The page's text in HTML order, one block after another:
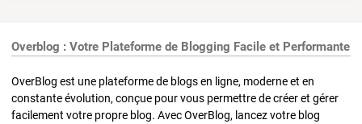
Overblog : Votre Plateforme de Blogging Facile et Performante
OverBlog est une plateforme de blogs en ligne, moderne et en
constante évolution, conçue pour vous permettre de créer et gérer
facilement votre propre blog. Avec OverBlog, lancez votre blog